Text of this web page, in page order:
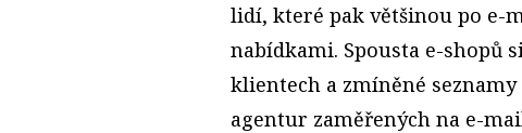
lidí, které pak většinou po e-
nabídkami. Spousta e-shopů
klientech a zmíněné
agentur zaměřených na e-